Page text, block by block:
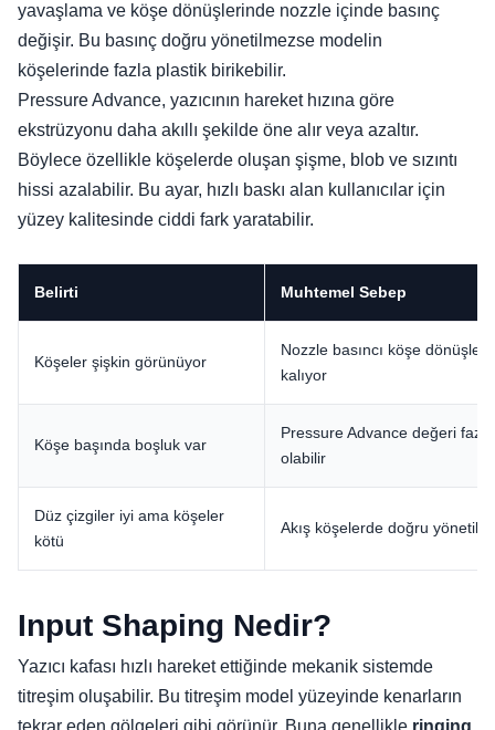
yavaşlama ve köşe dönüşlerinde nozzle içinde basınç
değişir. Bu basınç doğru yönetilmezse modelin
köşelerinde fazla plastik birikebilir.
Pressure Advance, yazıcının hareket hızına göre
ekstrüzyonu daha akıllı şekilde öne alır veya azaltır.
Böylece özellikle köşelerde oluşan şişme, blob ve sızıntı
hissi azalabilir. Bu ayar, hızlı baskı alan kullanıcılar için
yüzey kalitesinde ciddi fark yaratabilir.
Belirti Muhtemel Sebep
Köşeler şişkin görünüyor
Nozzle basıncı köşe
kalıyor
Köşe başında boşluk var
Pressure Advance değeri
olabilir
Düz çizgiler iyi ama köşeler
kötü
Akış köşelerde doğru
Input Shaping Nedir?
Yazıcı kafası hızlı hareket ettiğinde mekanik sistemde
titreşim oluşabilir. Bu titreşim model yüzeyinde kenarların
tekrar eden gölgeleri gibi görünür. Buna genellikle ringing